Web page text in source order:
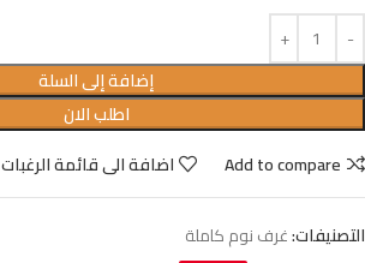
إضافة إلى السلة
اطلب الان
Add to compare
اضافة الى قائمة الرغبات
التصنيفات:غرف نوم كاملة